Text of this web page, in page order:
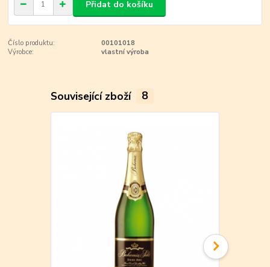
Přidat do košíku
Číslo produktu:
00101018
Výrobce:
vlastní výroba
Související zboží 8